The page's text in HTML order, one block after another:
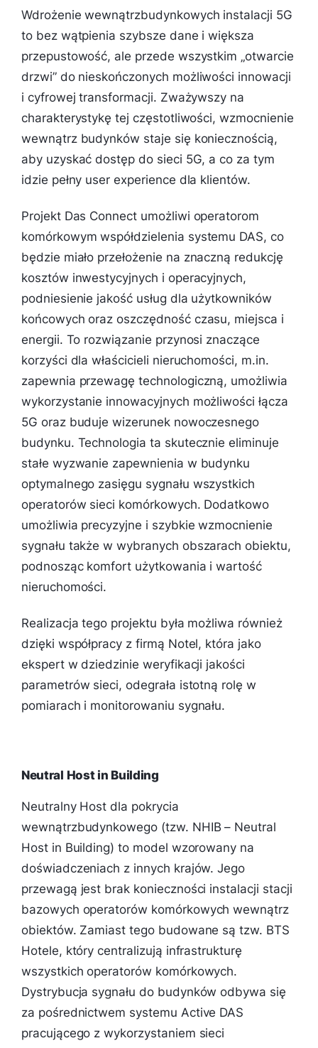
Wdrożenie wewnątrzbudynkowych instalacji 5G
to bez wątpienia szybsze dane i większa
przepustowość, ale przede wszystkim „otwarcie
drzwi” do nieskończonych możliwości innowacji
i cyfrowej transformacji. Zważywszy na
charakterystykę tej częstotliwości, wzmocnienie
wewnątrz budynków staje się koniecznością,
aby uzyskać dostęp do sieci 5G, a co za tym
idzie pełny user experience dla klientów.
Projekt Das Connect umożliwi operatorom
komórkowym współdzielenia systemu DAS, co
będzie miało przełożenie na znaczną redukcję
kosztów inwestycyjnych i operacyjnych,
podniesienie jakość usług dla użytkowników
końcowych oraz oszczędność czasu, miejsca i
energii. To rozwiązanie przynosi znaczące
korzyści dla właścicieli nieruchomości, m.in.
zapewnia przewagę technologiczną, umożliwia
wykorzystanie innowacyjnych możliwości łącza
5G oraz buduje wizerunek nowoczesnego
budynku. Technologia ta skutecznie eliminuje
stałe wyzwanie zapewnienia w budynku
optymalnego zasięgu sygnału wszystkich
operatorów sieci komórkowych. Dodatkowo
umożliwia precyzyjne i szybkie wzmocnienie
sygnału także w wybranych obszarach obiektu,
podnosząc komfort użytkowania i wartość
nieruchomości.
Realizacja tego projektu była możliwa również
dzięki współpracy z firmą Notel, która jako
ekspert w dziedzinie weryfikacji jakości
parametrów sieci, odegrała istotną rolę w
pomiarach i monitorowaniu sygnału.
Neutral Host in Building
Neutralny Host dla pokrycia
wewnątrzbudynkowego (tzw. NHIB – Neutral
Host in Building) to model wzorowany na
doświadczeniach z innych krajów. Jego
przewagą jest brak konieczności instalacji stacji
bazowych operatorów komórkowych wewnątrz
obiektów. Zamiast tego budowane są tzw. BTS
Hotele, który centralizują infrastrukturę
wszystkich operatorów komórkowych.
Dystrybucja sygnału do budynków odbywa się
za pośrednictwem systemu Active DAS
pracującego z wykorzystaniem sieci